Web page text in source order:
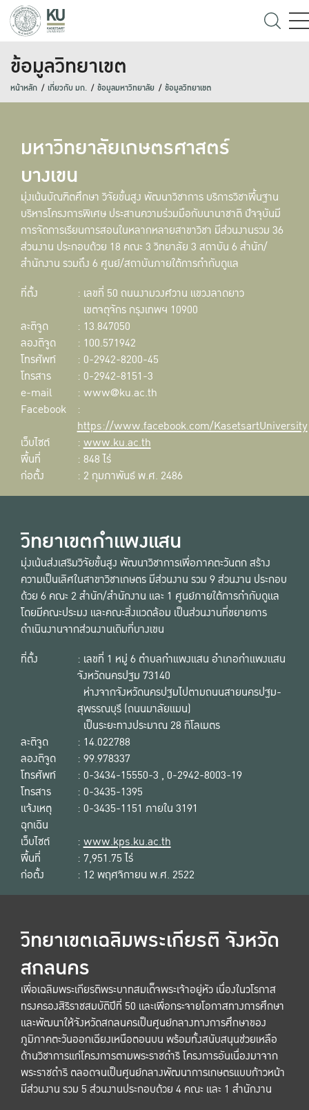
ข้อมูลวิทยาเขต
หน้าหลัก เกี่ยวกับ มก. ข้อมูลมหาวิทยาลัย ข้อมูลวิทยาเขต
มหาวิทยาลัยเกษตรศาสตร์
บางเขน
มุ่งเน้นบัณฑิตศึกษา วิจัยขั้นสูง พัฒนาวิชาการ บริการวิชาพื้นฐาน
บริหารโครงการพิเศษ ประสานความร่วมมือกับนานาชาติ ปัจจุบันมี
การจัดการเรียนการสอนในหลากหลายสาขาวิชา มีส่วนงานรวม 36
ส่วนงาน ประกอบด้วย 18 คณะ 3 วิทยาลัย 3 สถาบัน 6 สำนัก/
สำนักงาน รวมถึง 6 ศูนย์/สถาบันภายใต้การกำกับดูแล
ที่ตั้ง
: เลขที่ 50 ถนนงามวงศ์วาน แขวงลาดยาว
เขตจตุจักร กรุงเทพฯ 10900
ละติจูด
: 13.847050
ลองติจูด
: 100.571942
โทรศัพท์
: 0-2942-8200-45
โทรสาร
: 0-2942-8151-3
e-mail
: www@ku.ac.th
Facebook
:
https://www.facebook.com/KasetsartUniversity
เว็บไซต์
:www.ku.ac.th
พื้นที่
: 848 ไร่
ก่อตั้ง
: 2 กุมภาพันธ์ พ.ศ. 2486
วิทยาเขตกำแพงแสน
มุ่งเน้นส่งเสริมวิจัยขั้นสูง พัฒนาวิชาการเพื่อภาคตะวันตก สร้าง
ความเป็นเลิศในสาขาวิชาเกษตร มีส่วนงาน รวม 9 ส่วนงาน ประกอบ
ด้วย 6 คณะ 2 สำนัก/สำนักงาน และ 1 ศูนย์ภายใต้การกำกับดูแล
โดยมีคณะประมง และคณะสิ่งแวดล้อม เป็นส่วนงานที่ขยายการ
ดำเนินงานจากส่วนงานเดิมที่บางเขน
ที่ตั้ง
: เลขที่ 1 หมู่ 6 ตำบลกำแพงแสน อำเภอกำแพงแสน
จังหวัดนครปฐม 73140
ห่างจากจังหวัดนครปฐมไปตามถนนสายนครปฐม-
สุพรรณบุรี (ถนนมาลัยแมน)
เป็นระยะทางประมาณ 28 กิโลเมตร
ละติจูด
: 14.022788
ลองติจูด
: 99.978337
โทรศัพท์
: 0-3434-15550-3 , 0-2942-8003-19
โทรสาร
: 0-3435-1395
แจ้งเหตุ
ฉุกเฉิน
: 0-3435-1151 ภายใน 3191
เว็บไซต์
:www.kps.ku.ac.th
พื้นที่
: 7,951.75 ไร่
ก่อตั้ง
: 12 พฤศจิกายน พ.ศ. 2522
วิทยาเขตเฉลิมพระเกียรติ จังหวัด
สกลนคร
เพื่อเฉลิมพระเกียรติพระบาทสมเด็จพระเจ้าอยู่หัว เนื่องในวโรกาส
ทรงครองสิริราชสมบัติปีที่ 50 และเพื่อกระจายโอกาสทางการศึกษา
และพัฒนาให้จังหวัดสกลนครเป็นศูนย์กลางทางการศึกษาของ
ภูมิภาคตะวันออกเฉียงเหนือตอนบน พร้อมทั้งสนับสนุนช่วยเหลือ
ด้านวิชาการแก่โครงการตามพระราชดำริ โครงการอันเนื่องมาจาก
พระราชดำริ ตลอดจนเป็นศูนย์กลางพัฒนาการเกษตรแบบก้าวหน้า
มีส่วนงาน รวม 5 ส่วนงานประกอบด้วย 4 คณะ และ 1 สำนักงาน